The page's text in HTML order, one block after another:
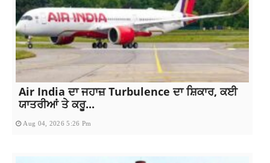
Air India ਦਾ ਜਹਾਜ਼ Turbulence ਦਾ ਸ਼ਿਕਾਰ, ਕਈ
ਯਾਤਰੀਆਂ ਤੇ ਕਰੂ...
Aug 04, 2026 5:26 Pm